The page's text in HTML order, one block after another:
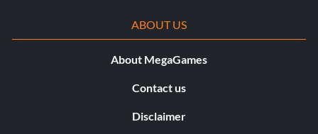
ABOUT US
About MegaGames
Contact us
Disclaimer